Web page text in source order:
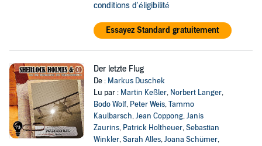
conditions d'éligibilité
Essayez Standard gratuitement
Der letzte Flug
De : Markus Duschek
Lu par : Martin Keßler, Norbert Langer,
Bodo Wolf, Peter Weis,Tammo
Kaulbarsch,Jean Coppong,Janis
Zaurins, Patrick Holtheuer,Sebastian
Winkler,Sarah Alles,Joana Schümer,